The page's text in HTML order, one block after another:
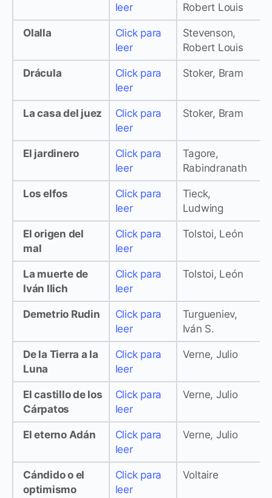
leer
Robert Louis
Olalla
Click para
leer
Stevenson,
Robert Louis
Drácula
Click para
leer
Stoker, Bram
La casa del juez
Click para
leer
Stoker, Bram
El jardinero
Click para
leer
Tagore,
Rabindranath
Los elfos
Click para
leer
Tieck,
Ludwing
El origen del
mal
Click para
leer
Tolstoi, León
La muerte de
Iván Ilich
Click para
leer
Tolstoi, León
Demetrio Rudin
Click para
leer
Turgueniev,
Iván S.
De la Tierra a la
Luna
Click para
leer
Verne, Julio
El castillo de los
Cárpatos
Click para
leer
Verne, Julio
El eterno Adán
Click para
leer
Verne, Julio
Cándido o el
optimismo
Click para
leer
Voltaire